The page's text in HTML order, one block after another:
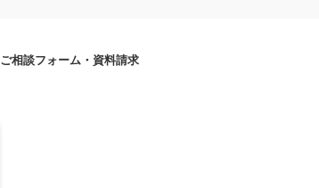
ご相談フォーム・資料請求